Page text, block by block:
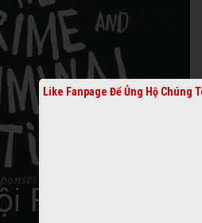
Like Fanpage Để Ủng Hộ Chúng